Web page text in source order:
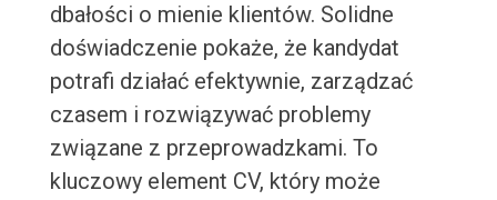
dbałości o mienie klientów. Solidne
doświadczenie pokaże, że kandydat
potrafi działać efektywnie, zarządzać
czasem i rozwiązywać problemy
związane z przeprowadzkami. To
kluczowy element CV, który może